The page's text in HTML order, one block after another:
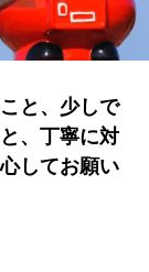
と、少しで
、丁寧に対
してお願い